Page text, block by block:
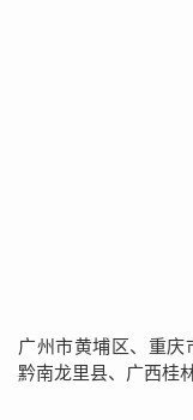
广州市黄埔区、重庆
黔南龙里县、广西桂